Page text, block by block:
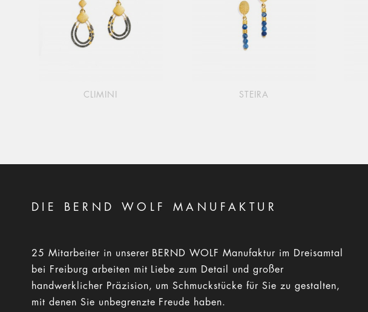
CLIMINI STEIRA
DIE BERND WOLF MANUFAKTUR
25 Mitarbeiter in unserer BERND WOLF Manufaktur im Dreisamtal
bei Freiburg arbeiten mit Liebe zum Detail und großer
handwerklicher Präzision, um Schmuckstücke für Sie zu gestalten,
mit denen Sie unbegrenzte Freude haben.